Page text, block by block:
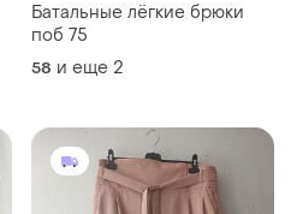
Батальные лёгкие брюки
поб 75
58 и еще 2